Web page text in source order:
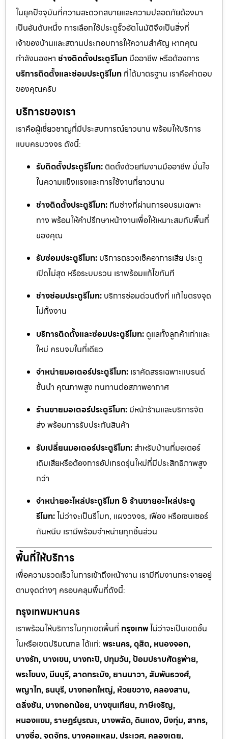
ในยุคปัจจุบันที่ความสะดวกสบายและความปลอดภัยต้องมา
เป็นอันดับหนึ่ง การเลือกใช้ประตูรั้วอัตโนมัติจึงเป็นสิ่งที่
เจ้าของบ้านและสถานประกอบการให้ความสำคัญ หากคุณ
กำลังมองหา ช่างติดตั้งประตูรีโมท มืออาชีพ หรือต้องการ
บริการติดตั้งและซ่อมประตูรีโมท ที่ได้มาตรฐาน เราคือคำตอบ
ของคุณครับ
บริการของเรา
เราคือผู้เชี่ยวชาญที่มีประสบการณ์ยาวนาน พร้อมให้บริการ
แบบครบวงจร ดังนี้:
รับติดตั้งประตูรีโมท: ติดตั้งด้วยทีมงานมืออาชีพ มั่นใจ
ในความแข็งแรงและการใช้งานที่ยาวนาน
ช่างติดตั้งประตูรีโมท: ทีมช่างที่ผ่านการอบรมเฉพาะ
ทาง พร้อมให้คำปรึกษาหน้างานเพื่อให้เหมาะสมกับพื้นที่
ของคุณ
รับซ่อมประตูรีโมท: บริการตรวจเช็คอาการเสีย ประตู
เปิดไม่สุด หรือระบบรวน เราพร้อมแก้ไขทันที
ช่างซ่อมประตูรีโมท: บริการซ่อมด่วนถึงที่ แก้ไขตรงจุด
ไม่ทิ้งงาน
บริการติดตั้งและซ่อมประตูรีโมท: ดูแลทั้งลูกค้าเก่าและ
ใหม่ ครบจบในที่เดียว
จำหน่ายมอเตอร์ประตูรีโมท: เราคัดสรรเฉพาะแบรนด์
ชั้นนำ คุณภาพสูง ทนทานต่อสภาพอากาศ
ร้านขายมอเตอร์ประตูรีโมท: มีหน้าร้านและบริการจัด
ส่ง พร้อมการรับประกันสินค้า
รับเปลี่ยนมอเตอร์ประตูรีโมท: สำหรับบ้านที่มอเตอร์
เดิมเสียหรือต้องการอัปเกรดรุ่นใหม่ที่มีประสิทธิภาพสูง
กว่า
จำหน่ายอะไหล่ประตูรีโมท & ร้านขายอะไหล่ประตู
รีโมท:ไม่ว่าจะเป็นรีโมท, แผงวงจร, เฟือง หรือเซนเซอร์
กันหนีบ เรามีพร้อมจำหน่ายทุกชิ้นส่วน
พื้นที่ให้บริการ
เพื่อความรวดเร็วในการเข้าถึงหน้างาน เรามีทีมงานกระจายอยู่
ตามจุดต่างๆ ครอบคลุมพื้นที่ดังนี้:
กรุงเทพมหานคร
เราพร้อมให้บริการในทุกเขตพื้นที่ กรุงเทพไม่ว่าจะเป็นเขตชั้น
ในหรือเขตปริมณฑล ได้แก่: พระนคร, ดุสิต, หนองจอก,
บางรัก, บางเขน, บางกะปิ, ปทุมวัน, ป้อมปราบศัตรูพ่าย,
พระโขนง, มีนบุรี, ลาดกระบัง, ยานนาวา, สัมพันธวงศ์,
พญาไท, ธนบุรี, บางกอกใหญ่, ห้วยขวาง, คลองสาน,
ตลิ่งชัน, บางกอกน้อย, บางขุนเทียน, ภาษีเจริญ,
หนองแขม, ราษฎร์บูรณะ, บางพลัด, ดินแดง, บึงกุ่ม, สาทร,
บางซื่อ, จตุจักร, บางคอแหลม, ประเวศ, คลองเตย,